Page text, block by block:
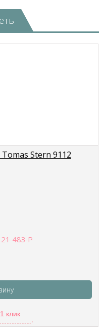
Stern 9112
21 483Р
клик